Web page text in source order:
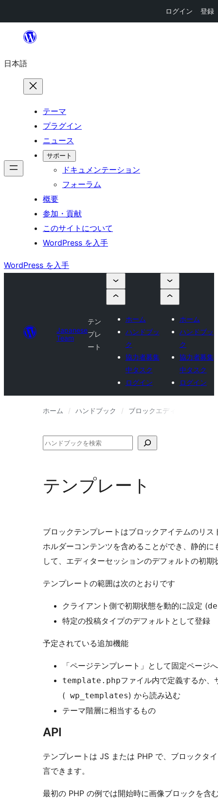
ログイン 登録
を
日本語
テーマ
プラグイン
ニュース
サポート
ドキュメンテーション
フォーラム
概要
参加・貢献
このサイトについて
WordPress を入手
WordPress を入手
Japanese
Team
テン
プレ
ート
ホーム
ハンドブッ
ク
協力者募集
中タスク
ログイン
ホーム
ハンドブッ
ク
協力者募集
中タスク
ログイン
ホーム ハンドブック ブロックエディターハンド
検
テンプレート
ブロックテンプレートはブロックアイテムのリ
ホルダーコンテンツを含めることができ、静的
して、エディターセッションのデフォルトの初期
テンプレートの範囲は次のとおりです
クライアント側で初期状態を動的に設定 (
特定の投稿タイプのデフォルトとして登録
予定されている追加機能
「ページテンプレート」として固定ページ
template.phpファイル内で定義するか
( wp_templates) から読み込む
テーマ階層に相当するもの
API
テンプレートは JS または PHP で、ブロックタ
言できます。
最初の PHP の例では開始時に画像ブロックを含